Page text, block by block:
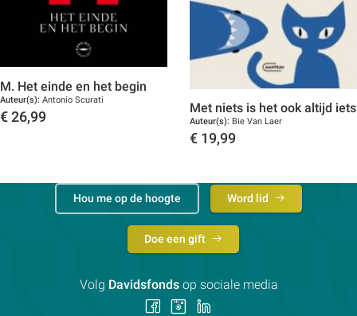
M. Het einde en het begin
Auteur(s): Antonio Scurati
€ 26,99
Met niets is het ook altijd iets
Auteur(s): Bie Van Laer
€ 19,99
Hou me op de hoogte Word lid
Doe een gift
Volg Davidsfondsop sociale media
Volg Volg